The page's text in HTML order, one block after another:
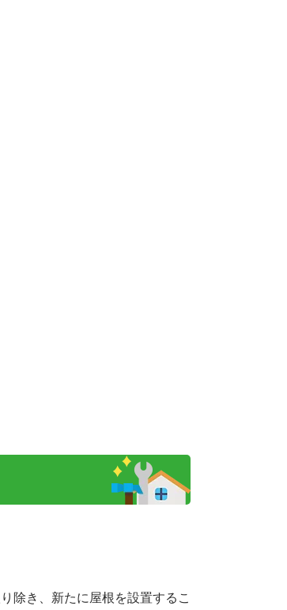
除き、新たに屋根を設置するこ